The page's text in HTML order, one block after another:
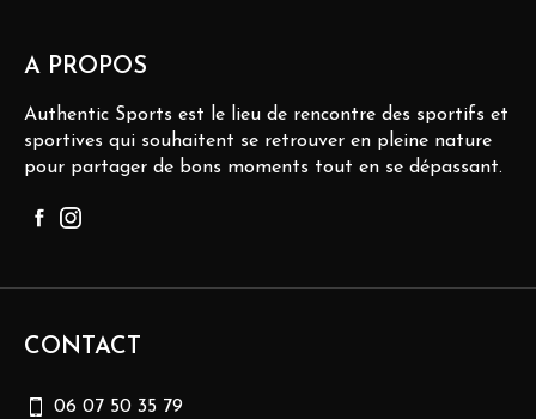
A PROPOS
Authentic Sports est le lieu de rencontre des sportifs et
sportives qui souhaitent se retrouver en pleine nature
pour partager de bons moments tout en se dépassant.
CONTACT
06 07 50 35 79